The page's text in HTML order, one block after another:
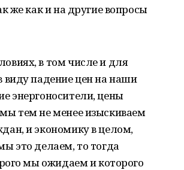
же как и на другие вопросы
в том числе и для
виду падение цен на наши
энергоносители, цены
тем не менее изыскиваем
и экономику в целом,
это делаем, то тогда
мы ожидаем и которого